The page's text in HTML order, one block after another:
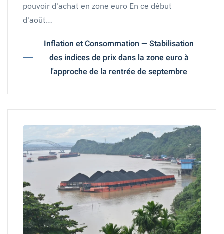
pouvoir d'achat en zone euro En ce début
d'août…
Inflation et Consommation — Stabilisation
des indices de prix dans la zone euro à
l'approche de la rentrée de septembre